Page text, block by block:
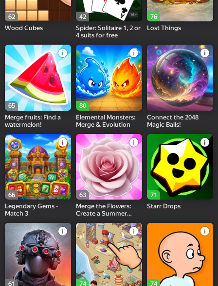
62
Wood Cubes
42 16+
Spider: Solitaire 1, 2 or
4 suits for free
76
Lost Things
65
Merge fruits: Find a
watermelon!
80
Elemental Monsters:
Merge & Evolution
Connect the 2048
Magic Balls!
66
Legendary Gems -
Match 3
63
Merge the Flowers:
Create a Summer
71
Starr Drops
61
74
74